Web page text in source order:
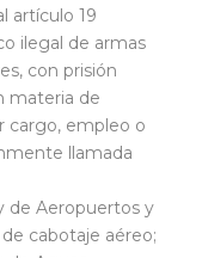
artículo 19
ilegal de armas
con prisión
materia de
cargo, empleo o
llamada
de Aeropuertos y
cabotaje aéreo;